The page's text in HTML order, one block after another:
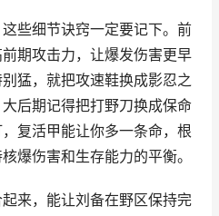
些细节诀窍一定要记下。前
期攻击力，让爆发伤害更早
猛，就把攻速鞋换成影忍之
后期记得把打野刀换成保命
复活甲能让你多一条命，根
爆伤害和生存能力的平衡。
来，能让刘备在野区保持完